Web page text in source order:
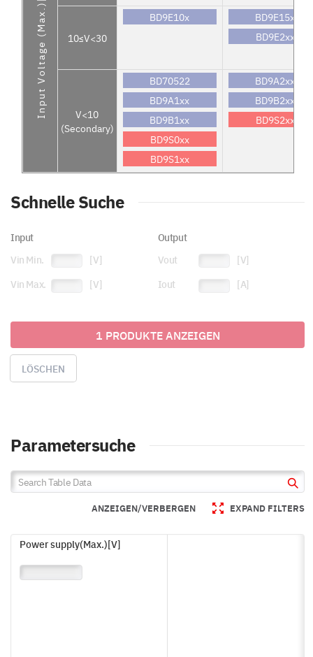
Input Voltage (Max.)[V] 10≤V<30
BD9E10x
BD9E15x
BD9E2xx
V<10
(Secondary)
BD70522
BD9A1xx
BD9B1xx
BD9S0xx
BD9S1xx
BD9A2xx
BD9B2xx
BD9S2xx
Schnelle Suche
Input
Vin Min.
[V]
Vin Max.
[V]
Output
Vout
[V]
Iout
[A]
1 PRODUKTE ANZEIGEN
LÖSCHEN
Parametersuche
ANZEIGEN/VERBERGEN EXPAND FILTERS
Power supply(Max.)[V]